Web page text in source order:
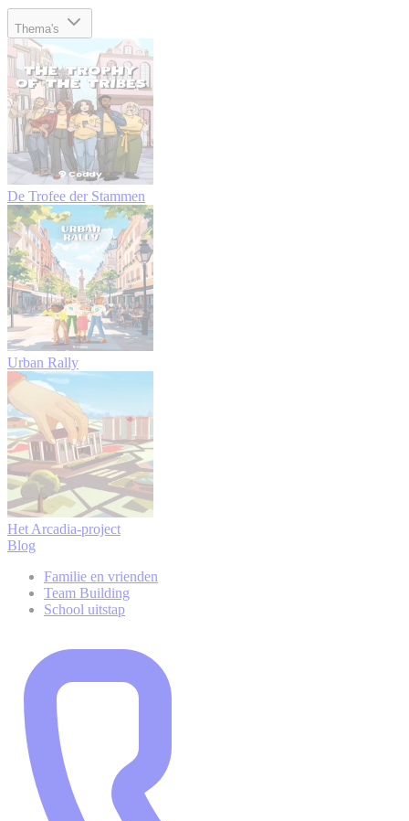
Thema's
De Trofee der Stammen
Urban Rally
Het Arcadia-project
Blog
Familie en vrienden
Team Building
School uitstap